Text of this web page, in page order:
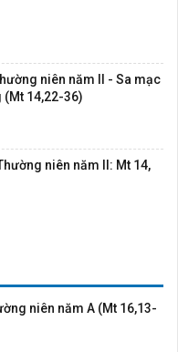
niên năm II - Sa mạc
14,22-36)
niên năm II: Mt 14,
niên năm A (Mt 16,13-